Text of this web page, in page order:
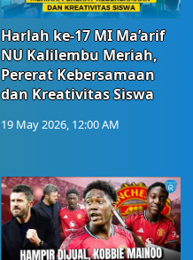
Harlah ke-17 MI Ma’arif
NU Kalilembu Meriah,
Pererat Kebersamaan
dan Kreativitas Siswa
19 May 2026, 12:00 AM